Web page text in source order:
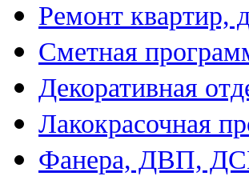
Ремонт квартир,
Сметная
Декоративная
Лакокрасочная
Фанера, ДВП,